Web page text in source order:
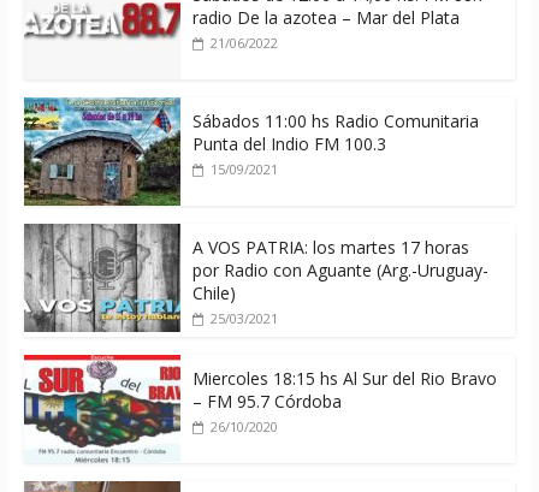
radio De la azotea – Mar del Plata
21/06/2022
Sábados 11:00 hs Radio Comunitaria
Punta del Indio FM 100.3
15/09/2021
A VOS PATRIA: los martes 17 horas
por Radio con Aguante (Arg.-Uruguay-
Chile)
25/03/2021
Miercoles 18:15 hs Al Sur del Rio Bravo
– FM 95.7 Córdoba
26/10/2020